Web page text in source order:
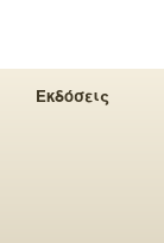
Εκδόσεις